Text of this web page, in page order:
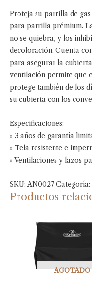
Proteja su parrilla de
para parrilla prémium.
no se quiebra, y los
decoloración. Cuenta
para asegurar la
ventilación permite que
protege también de los
su cubierta con los
Especificaciones:
» 3 años de garantía
» Tela resistente e
» Ventilaciones y lazos
SKU:AN0027 Categoría:
Productos
AGOTADO